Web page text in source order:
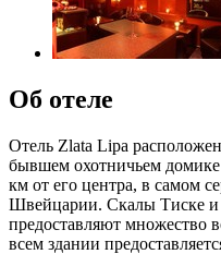
Об отеле
Отель Zlata Lipa
бывшем охотничьем
км от его центра, в самом
Швейцарии. Скалы Тиске и
предоставляют множество
всем здании